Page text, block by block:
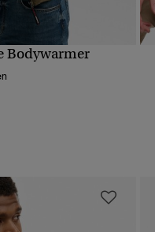
Bodywarmer